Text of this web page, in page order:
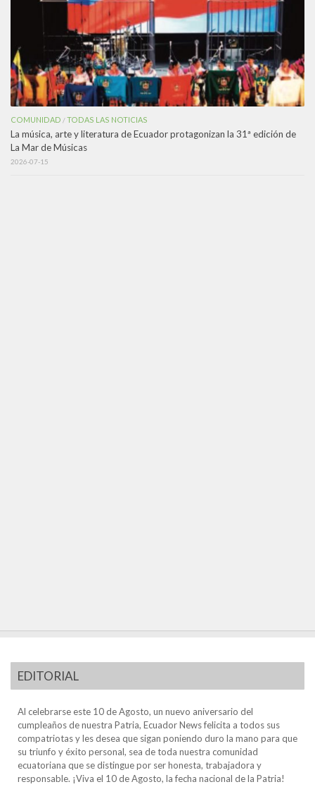
COMUNIDAD /TODAS LAS NOTICIAS
La música, arte y literatura de Ecuador protagonizan la 31ª edición de
La Mar de Músicas
2026-07-15
EDITORIAL
Al celebrarse este 10 de Agosto, un nuevo aniversario del
cumpleaños de nuestra Patria, Ecuador News felicita a todos sus
compatriotas y les desea que sigan poniendo duro la mano para que
su triunfo y éxito personal, sea de toda nuestra comunidad
ecuatoriana que se distingue por ser honesta, trabajadora y
responsable. ¡Viva el 10 de Agosto, la fecha nacional de la Patria!